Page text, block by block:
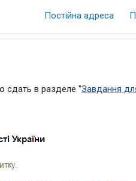
Постійна адреса
сдать в разделе "Завдання